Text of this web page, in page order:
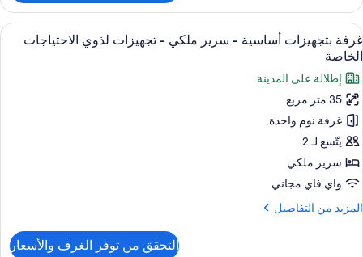
جناح
بريميم
-
سرير
(Diplomat,
Lounge
Access)
استعراض
جميع
صور
غرفة
بتجهيزات
أساسية
-
سرير
ملكي
-
تجهيزات
أغطية فراش متميزة وأسرّة تيمبور بديك
6
غرفة بتجهيزات أساسية - سرير ملكي - تجهيزات لذوي الاحتياجات
الخاصة
إطلالة على المدينة
35 متر مربع
غرفة نوم واحدة
يتّسع لـ 2
سرير ملكي
واي فاي مجاني
المزيد من التفاصيل
المزيد
التحقق من توفر الغرف والأسعار